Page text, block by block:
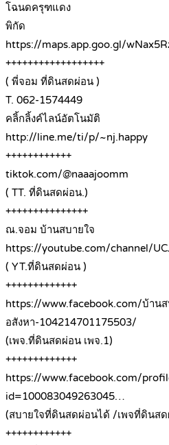
โฉนดครุฑแดง
พิกัด
https://maps.app.goo.gl/
++++++++++++++++++
( พี่จอม ที่ดินสดผ่อน )
T. 062-1574449
คลิ้กลิ้งค์ไลน์อัตโนมัติ
http://line.me/ti/p/~nj.happy
++++++++++++
tiktok.com/@naaajoomm
( TT. ที่ดินสดผ่อน.)
+++++++++++++++
ณ.จอม บ้านสบายใจ
https://youtube.com/channel/
( YT.ที่ดินสดผ่อน )
+++++++++++++
https://www.facebook.com/บ้าน
อสังหา-104214701175503/
(เพจ.ที่ดินสดผ่อน เพจ.1)
+++++++++++++
https://www.facebook.com/
id=100083049263045…
(สบายใจที่ดินสดผ่อนได้ /เพจที่ดินสด
++++++++++++